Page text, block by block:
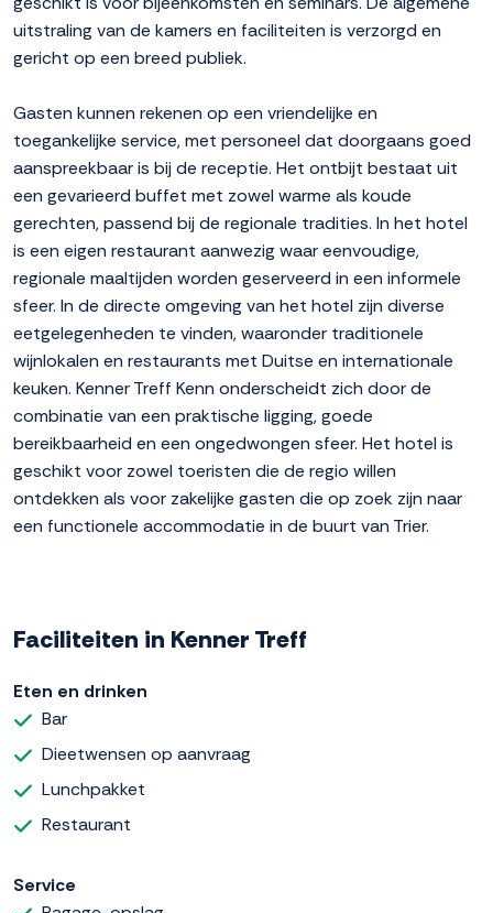
uitstraling van de kamers en faciliteiten is verzorgd en
gericht op een breed publiek.
Gasten kunnen rekenen op een vriendelijke en
toegankelijke service, met personeel dat doorgaans goed
aanspreekbaar is bij de receptie. Het ontbijt bestaat uit
een gevarieerd buffet met zowel warme als koude
gerechten, passend bij de regionale tradities. In het hotel
is een eigen restaurant aanwezig waar eenvoudige,
regionale maaltijden worden geserveerd in een informele
sfeer. In de directe omgeving van het hotel zijn diverse
eetgelegenheden te vinden, waaronder traditionele
wijnlokalen en restaurants met Duitse en internationale
keuken. Kenner Treff Kenn onderscheidt zich door de
combinatie van een praktische ligging, goede
bereikbaarheid en een ongedwongen sfeer. Het hotel is
geschikt voor zowel toeristen die de regio willen
ontdekken als voor zakelijke gasten die op zoek zijn naar
een functionele accommodatie in de buurt van Trier.
Faciliteiten in Kenner Treff
Eten en drinken
Bar
Dieetwensen op aanvraag
Lunchpakket
Restaurant
Service